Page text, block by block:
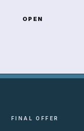
OPEN
FINAL OFFER